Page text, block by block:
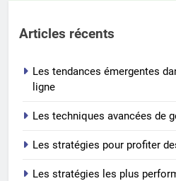
Articles récents
Les tendances émergentes
ligne
Les techniques avancées de
Les stratégies pour profiter
Les stratégies les plus